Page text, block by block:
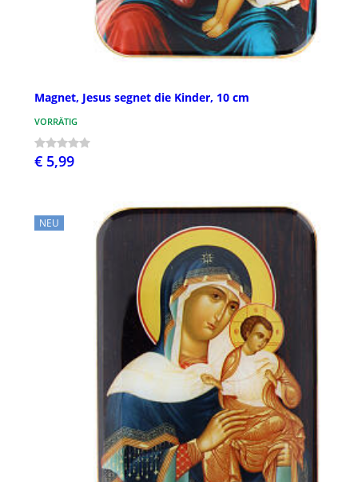
Magnet, Jesus segnet die Kinder, 10 cm
VORRÄTIG
€ 5,99
NEU